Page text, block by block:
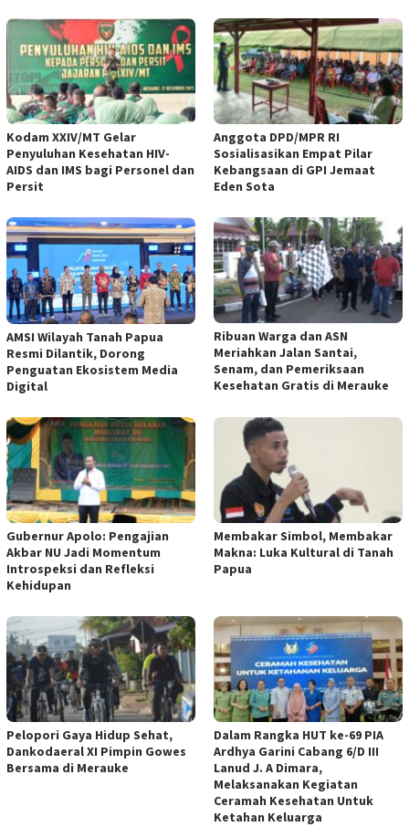
Kodam XXIV/MT Gelar
Penyuluhan Kesehatan HIV-
AIDS dan IMS bagi Personel dan
Persit
Anggota DPD/MPR RI
Sosialisasikan Empat Pilar
Kebangsaan di GPI Jemaat
Eden Sota
AMSI Wilayah Tanah Papua
Resmi Dilantik, Dorong
Penguatan Ekosistem Media
Digital
Ribuan Warga dan ASN
Meriahkan Jalan Santai,
Senam, dan Pemeriksaan
Kesehatan Gratis di Merauke
Gubernur Apolo: Pengajian
Akbar NU Jadi Momentum
Introspeksi dan Refleksi
Kehidupan
Membakar Simbol, Membakar
Makna: Luka Kultural di Tanah
Papua
Pelopori Gaya Hidup Sehat,
Dankodaeral XI Pimpin Gowes
Bersama di Merauke
Dalam Rangka HUT ke-69 PIA
Ardhya Garini Cabang 6/D III
Lanud J. A Dimara,
Melaksanakan Kegiatan
Ceramah Kesehatan Untuk
Ketahan Keluarga